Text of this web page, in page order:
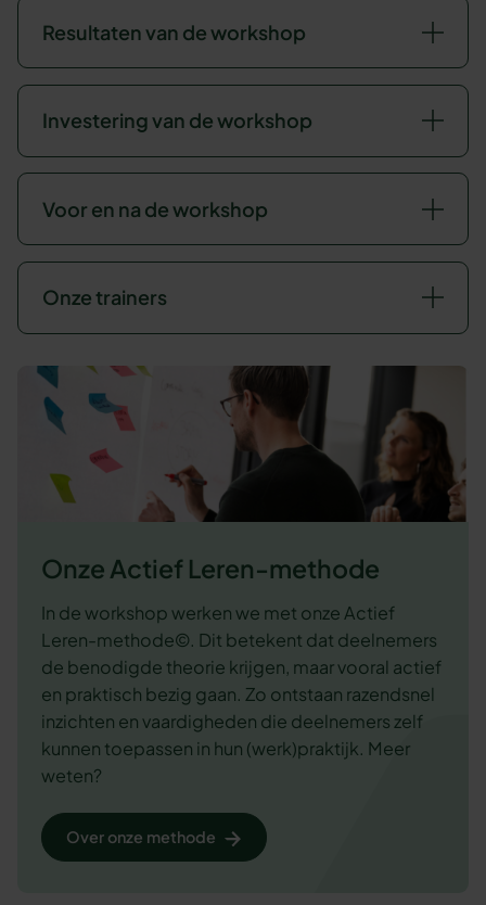
Resultaten van de workshop
Investering van de workshop
Voor en na de workshop
Onze trainers
Onze Actief Leren-methode
In de workshop werken we met onze Actief
Leren-methode©. Dit betekent dat deelnemers
de benodigde theorie krijgen, maar vooral actief
en praktisch bezig gaan. Zo ontstaan razendsnel
inzichten en vaardigheden die deelnemers zelf
kunnen toepassen in hun (werk)praktijk. Meer
weten?
Over onze methode